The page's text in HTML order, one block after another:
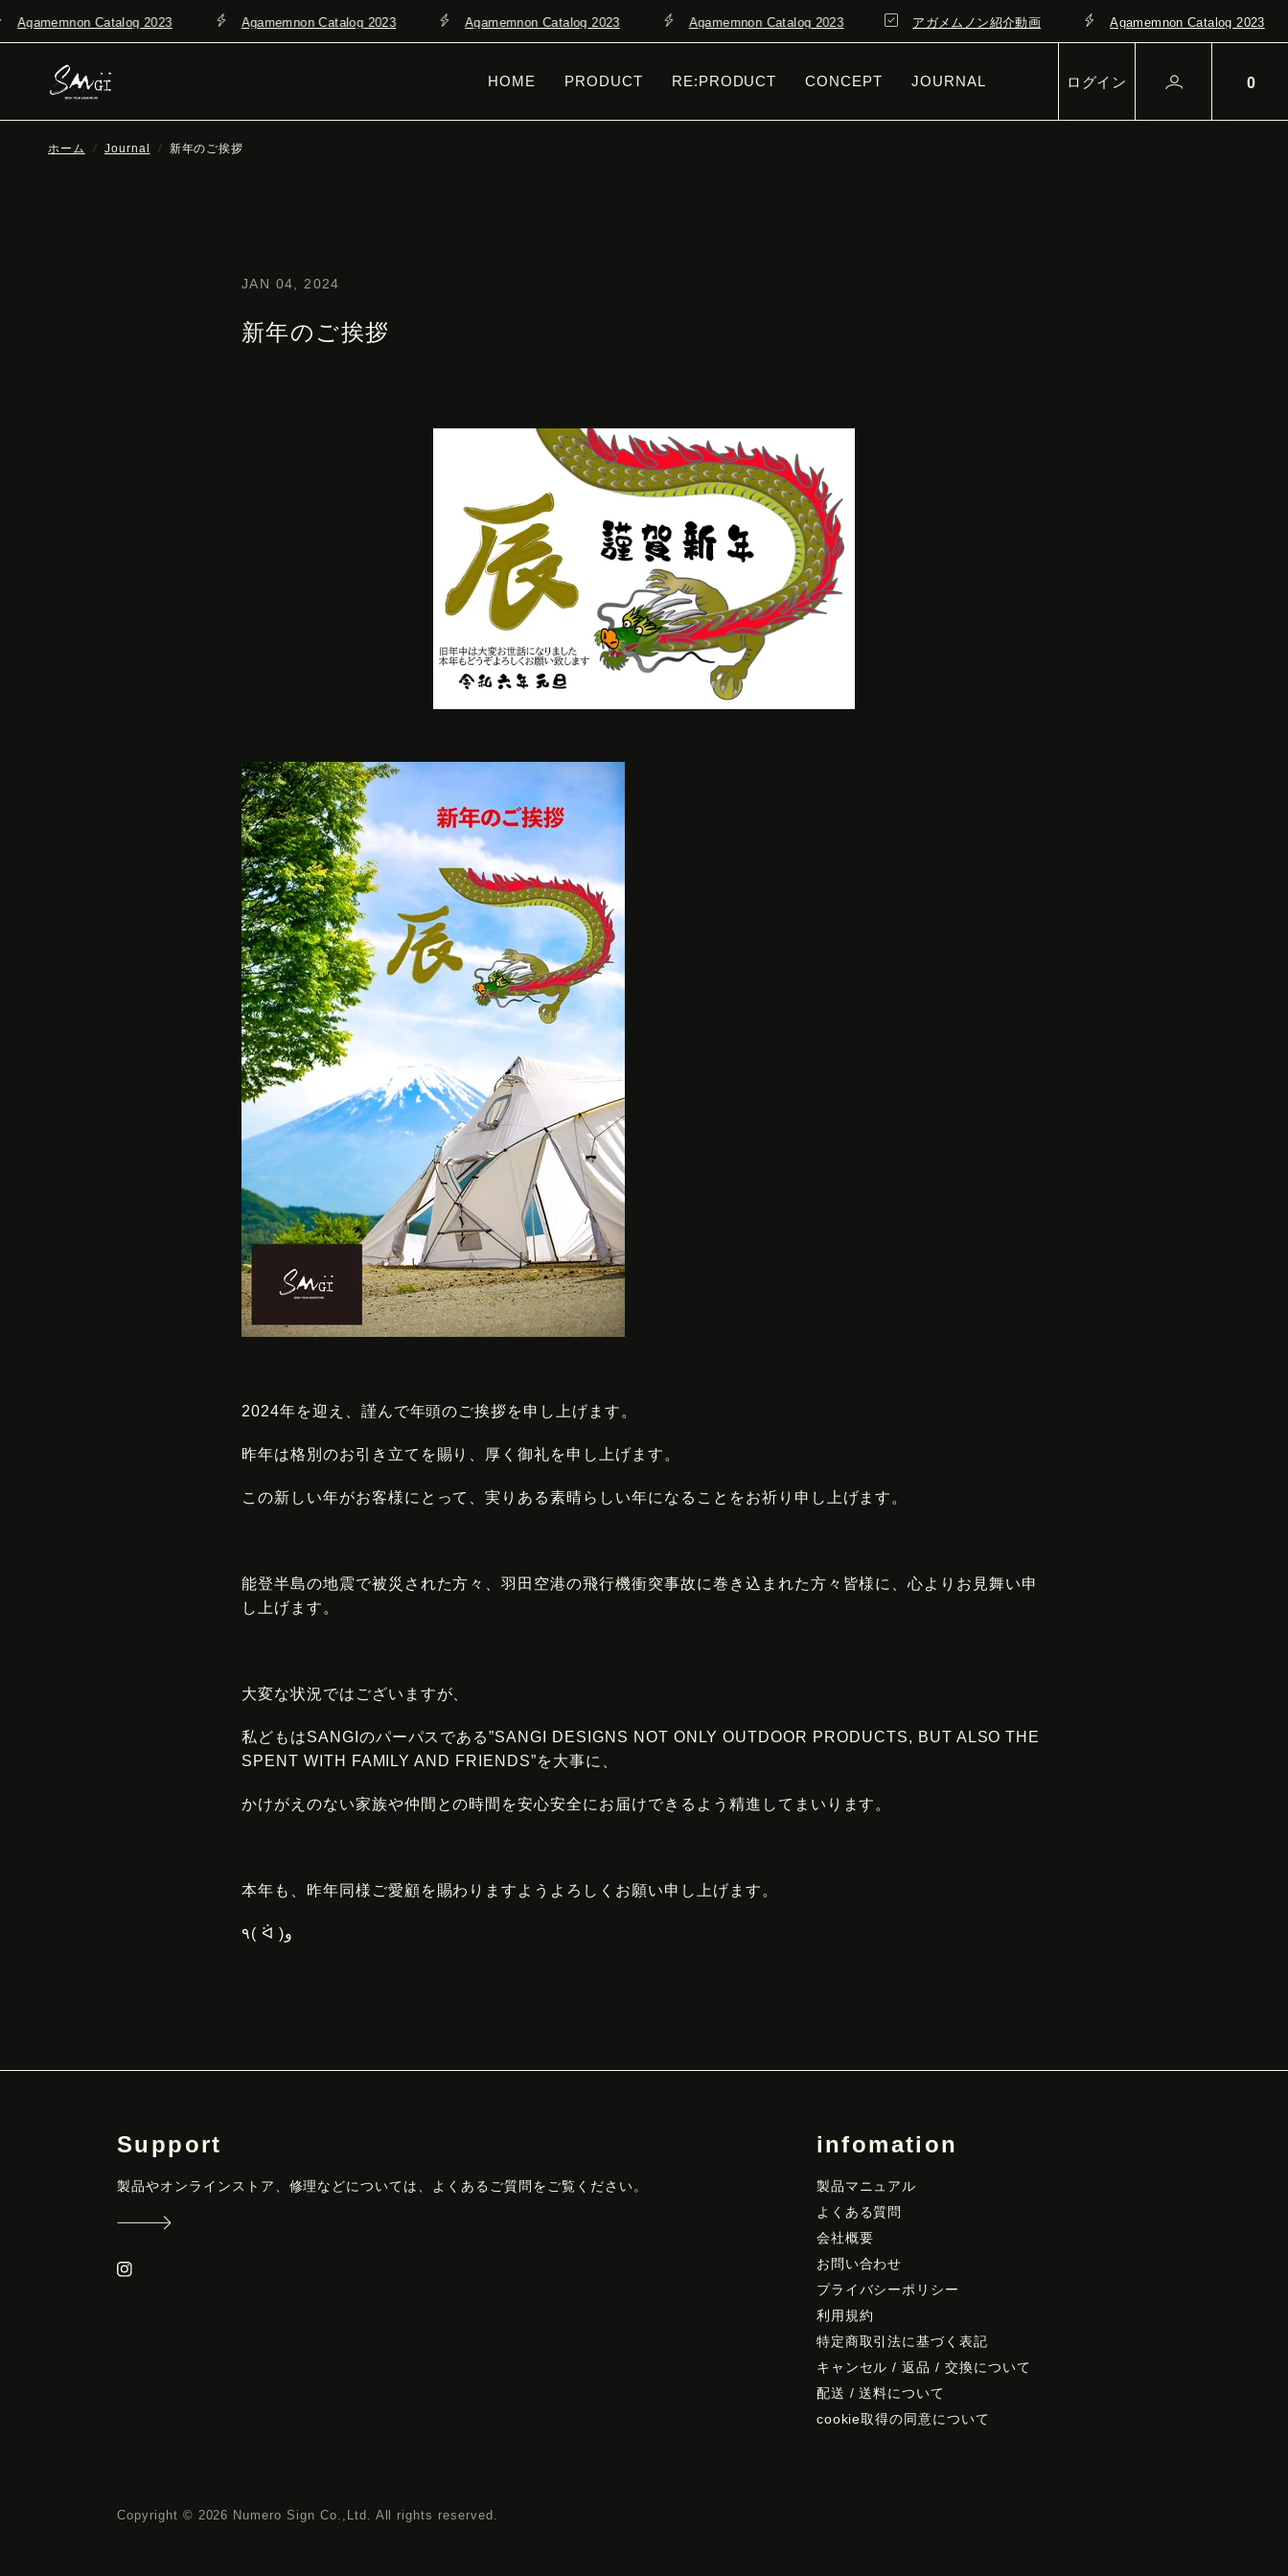
Catalog 2023 Agamemnon Catalog 2023 Agamemnon Catalog 2023 Agamemnon Catalog 2023 アガメムノン紹介動画 Agamemnon Catalog 2023
HOME PRODUCT RE:PRODUCT CONCEPT JOURNAL ログイン 0
ホーム / Journal / 新年のご挨拶
JAN 04, 2024
新年のご挨拶
2024年を迎え、謹んで年頭のご挨拶を申し上げます。
昨年は格別のお引き立てを賜り、厚く御礼を申し上げます。
この新しい年がお客様にとって、実りある素晴らしい年になることをお祈り申し上げます。
能登半島の地震で被災された方々、羽田空港の飛行機衝突事故に巻き込まれた方々皆様に、心よりお見舞い申
し上げます。
大変な状況ではございますが、
私どもはSANGIのパーパスである”SANGI DESIGNS NOT ONLY OUTDOOR PRODUCTS, BUT ALSO THE
SPENT WITH FAMILY AND FRIENDS”を大事に、
かけがえのない家族や仲間との時間を安心安全にお届けできるよう精進してまいります。
本年も、昨年同様ご愛顧を賜わりますようよろしくお願い申し上げます。
٩( ᐛ )و
Support
製品やオンラインストア、修理などについては、よくあるご質問をご覧ください。
infomation
製品マニュアル
よくある質問
会社概要
お問い合わせ
プライバシーポリシー
利用規約
特定商取引法に基づく表記
キャンセル / 返品 / 交換について
配送 / 送料について
cookie取得の同意について
Copyright © 2026 Numero Sign Co.,Ltd. All rights reserved.